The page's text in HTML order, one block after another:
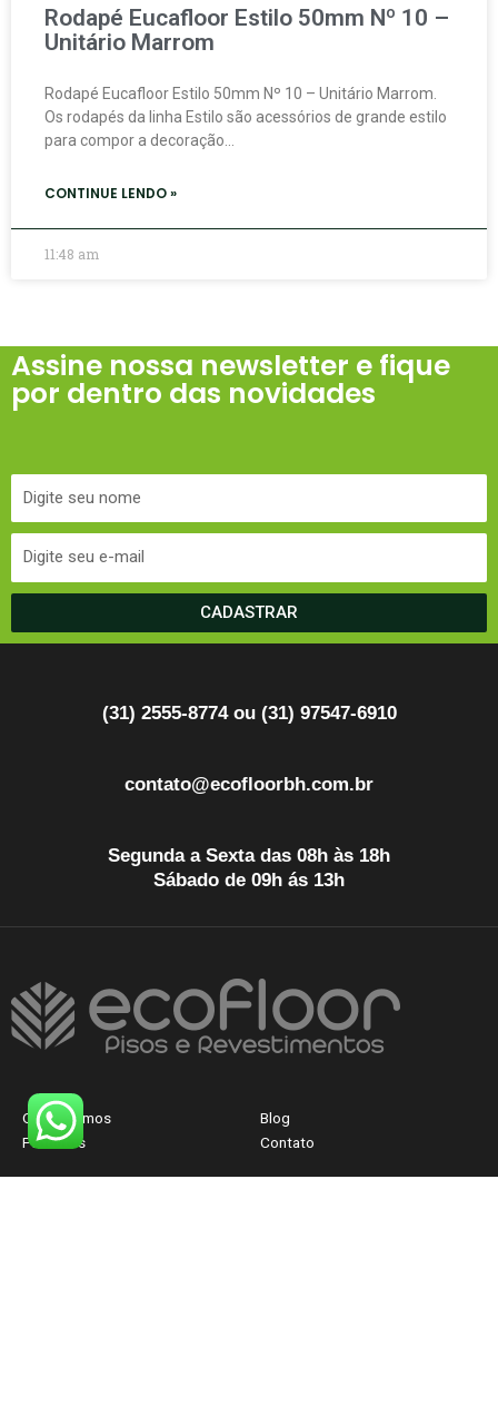
Rodapé Eucafloor Estilo 50mm Nº 10 –
Unitário Marrom
Rodapé Eucafloor Estilo 50mm Nº 10 – Unitário Marrom.
Os rodapés da linha Estilo são acessórios de grande estilo
para compor a decoração…
CONTINUE LENDO »
11:48 am
Assine nossa newsletter e fique
por dentro das novidades
CADASTRAR
(31) 2555-8774 ou (31) 97547-6910
contato@ecofloorbh.com.br
Segunda a Sexta das 08h às 18h
Sábado de 09h ás 13h
Quem Somos
Produtos
Blog
Contato